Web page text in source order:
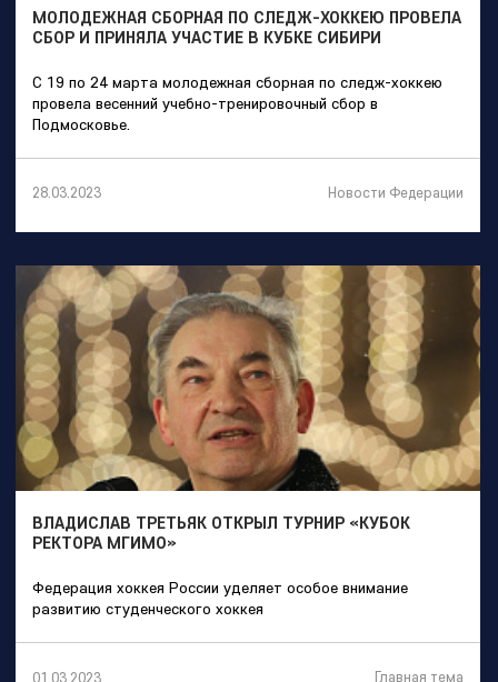
МОЛОДЕЖНАЯ СБОРНАЯ ПО СЛЕДЖ-ХОККЕЮ ПРОВЕЛА
СБОР И ПРИНЯЛА УЧАСТИЕ В КУБКЕ СИБИРИ
С 19 по 24 марта молодежная сборная по следж-хоккею
провела весенний учебно-тренировочный сбор в
Подмосковье.
28.03.2023 Новости Федерации
ВЛАДИСЛАВ ТРЕТЬЯК ОТКРЫЛ ТУРНИР «КУБОК
РЕКТОРА МГИМО»
Федерация хоккея России уделяет особое внимание
развитию студенческого хоккея
01.03.2023 Главная тема